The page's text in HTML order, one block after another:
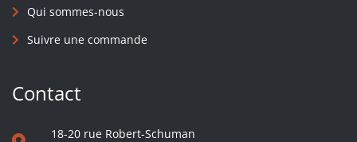
Qui sommes-nous
Suivre une commande
Contact
18-20 rue Robert-Schuman